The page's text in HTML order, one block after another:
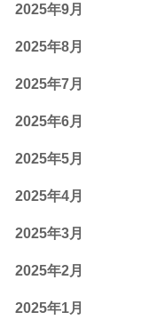
2025年9月
2025年8月
2025年7月
2025年6月
2025年5月
2025年4月
2025年3月
2025年2月
2025年1月